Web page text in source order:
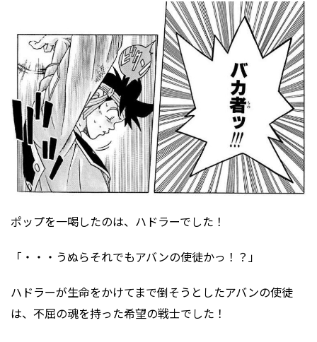
ポップを一喝したのは、ハドラーでした！
「・・・うぬらそれでもアバンの使徒かっ！？」
ハドラーが生命をかけてまで倒そうとしたアバンの使徒
は、不屈の魂を持った希望の戦士でした！